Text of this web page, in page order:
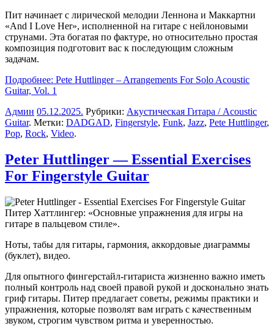
Пит начинает с лирической мелодии Леннона и Маккартни
«And I Love Her», исполненной на гитаре с нейлоновыми
струнами. Эта богатая по фактуре, но относительно простая
композиция подготовит вас к последующим сложным
задачам.
Подробнее: Pete Huttlinger – Arrangements For Solo Acoustic
Guitar, Vol. 1
Админ 05.12.2025. Рубрики: Акустическая Гитара / Acoustic
Guitar. Метки: DADGAD, Fingerstyle, Funk, Jazz, Pete Huttlinger,
Pop, Rock, Video.
Peter Huttlinger — Essential Exercises
For Fingerstyle Guitar
Питер Хаттлингер: «Основные упражнения для игры на
гитаре в пальцевом стиле».
Ноты, табы для гитары, гармония, аккордовые диаграммы
(буклет), видео.
Для опытного фингерстайл-гитариста жизненно важно иметь
полный контроль над своей правой рукой и досконально знать
гриф гитары. Питер предлагает советы, режимы практики и
упражнения, которые позволят вам играть с качественным
звуком, строгим чувством ритма и уверенностью.